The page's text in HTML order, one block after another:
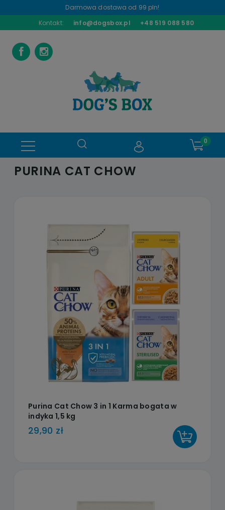
Darmowa dostawa od 99 pln!
Kontakt:
info@dogsbox.pl +48 519 088 580
PURINA CAT CHOW
Purina Cat Chow 3 in 1 Karma bogata w
indyka 1,5 kg
29,90 zł